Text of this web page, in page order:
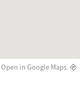
Open in Google Maps